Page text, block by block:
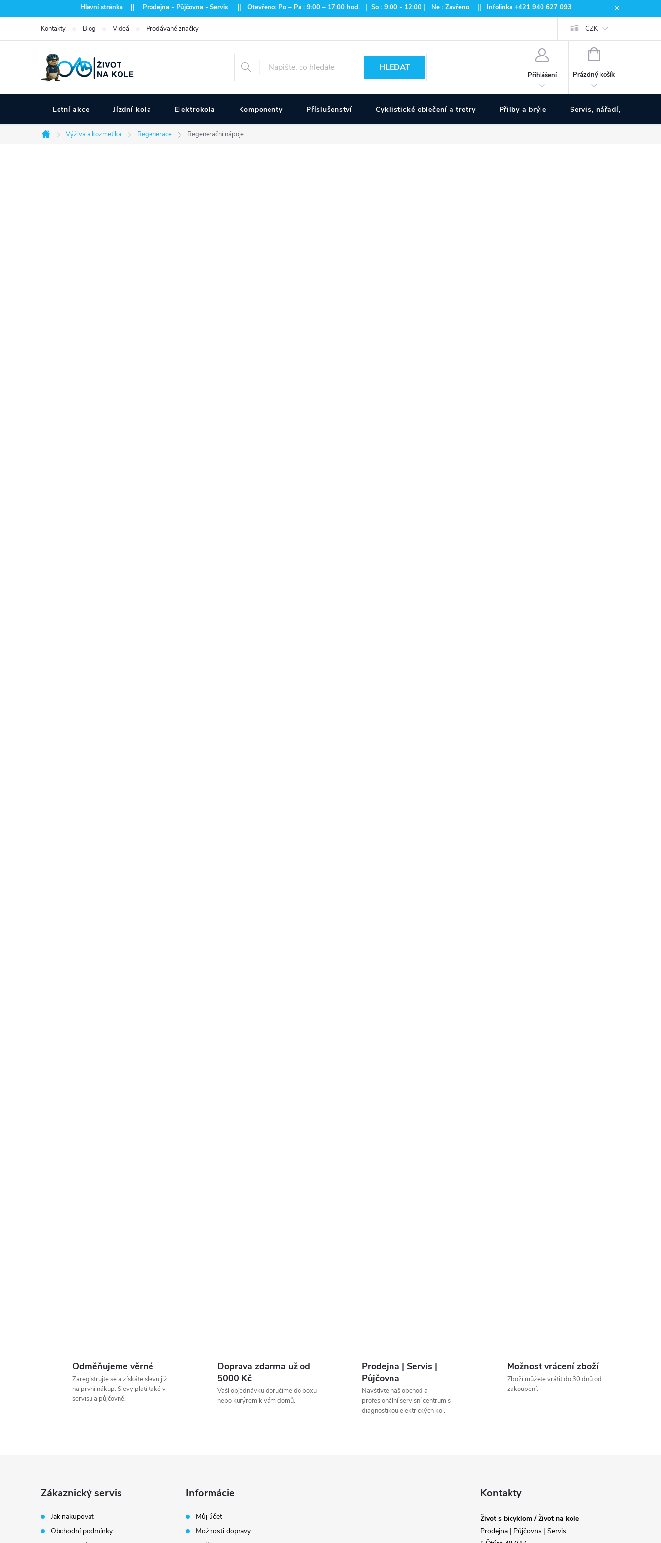
na
Hlavní stránka|| Prodejna - Půjčovna - Servis || Otevřeno: Po – Pá : 9:00 – 17:00 hod. | So : 9:00 - 12:00 | Ne : Zavřeno || Infolinka +421 940 627 093
Kontakty Blog Videá Prodávané značky CZK
HLEDAT
Přihlášení
NÁKUPNÍ
Prázdný košík
Letní akce Jízdní kola Elektrokola Komponenty Příslušenství Cyklistické oblečení a tretry Přilby a brýle Servis, nářadí, pumpy
Domů
Výživa a kozmetika Regenerace Regenerační nápoje
Odměňujeme věrné
Zaregistrujte se a získáte slevu již
na první nákup. Slevy platí také v
servisu a půjčovně.
Doprava zdarma už od
5000 Kč
Vaši objednávku doručíme do boxu
nebo kurýrem k vám domů.
Prodejna | Servis |
Půjčovna
Navštivte náš obchod a
profesionální servisní centrum s
diagnostikou elektrických kol.
Možnost vrácení zboží
Zboží můžete vrátit do 30 dnů od
zakoupení.
Zákaznický servis
Jak nakupovat
Obchodní podmínky
Informácie
Můj účet
Možnosti dopravy
Kontakty
Život s bicyklom / Život na kole
Prodejna | Půjčovna | Servis